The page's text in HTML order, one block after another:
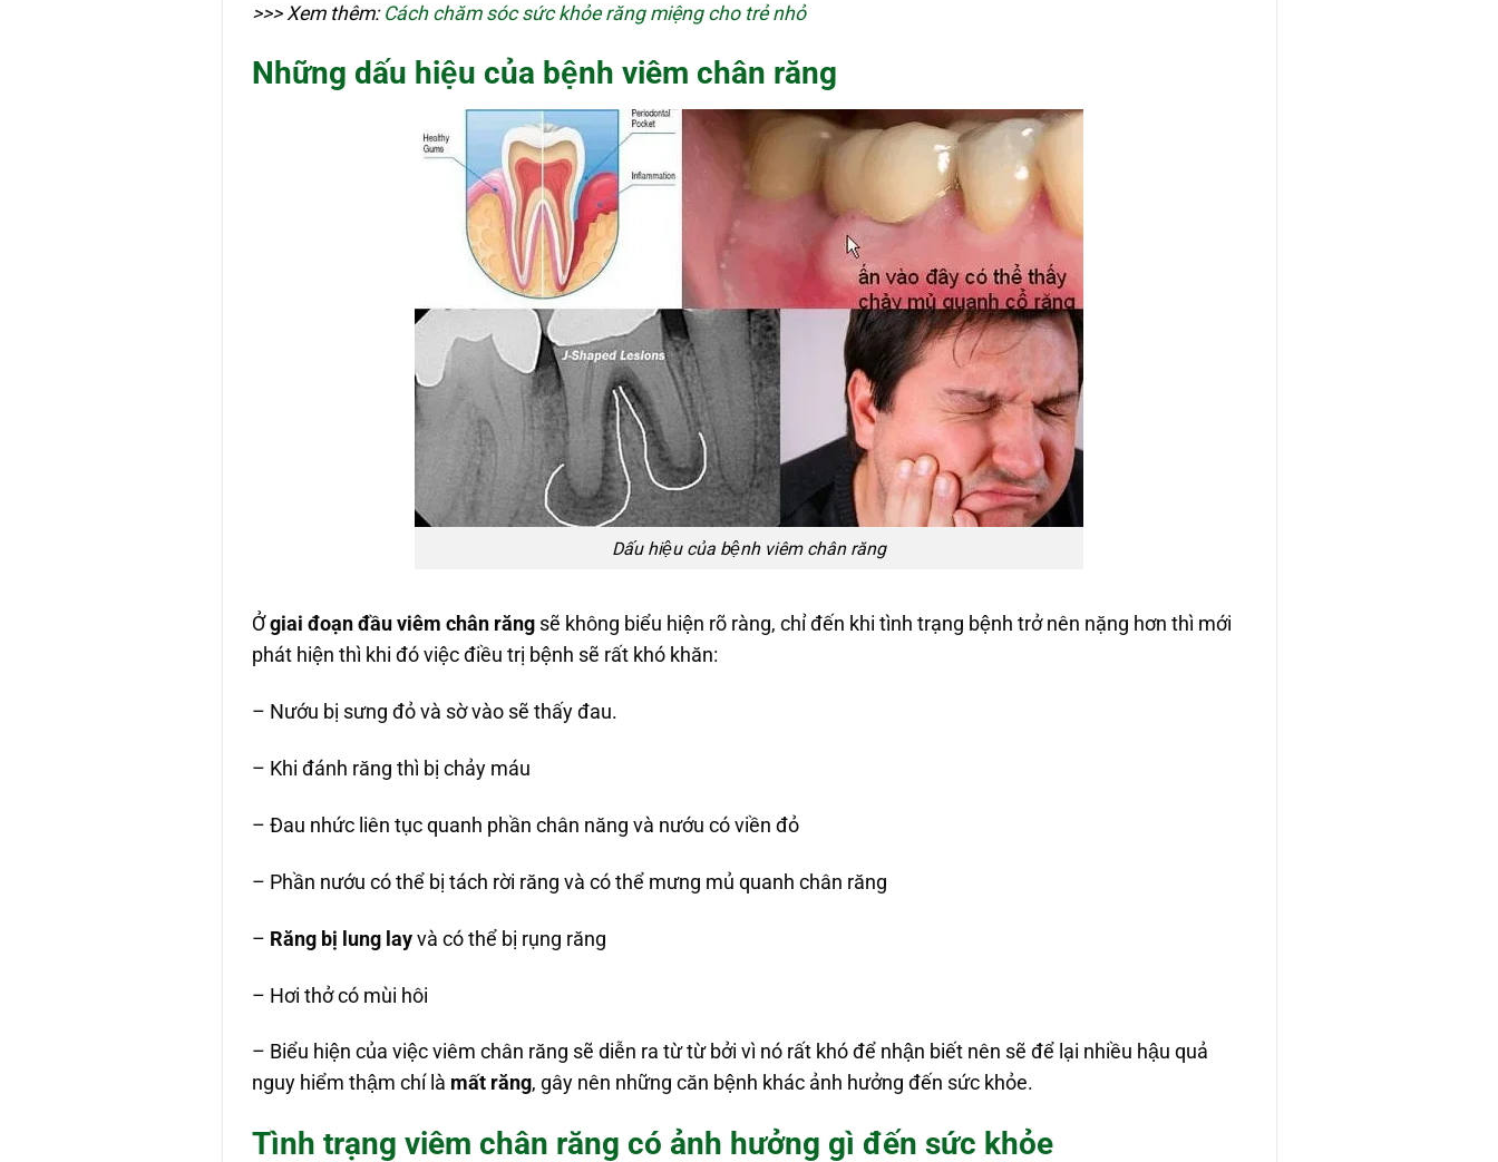
>>> Xem thêm:Cách chăm sóc sức khỏe răng miệng cho trẻ nhỏ
Những dấu hiệu của bệnh viêm chân răng
Dấu hiệu của bệnh viêm chân răng
Ởgiai đoạn đầu viêm chân răngsẽ không biểu hiện rõ ràng, chỉ đến khi tình trạng bệnh trở nên nặng hơn thì mới
phát hiện thì khi đó việc điều trị bệnh sẽ rất khó khăn:
– Nướu bị sưng đỏ và sờ vào sẽ thấy đau.
– Khi đánh răng thì bị chảy máu
– Đau nhức liên tục quanh phần chân năng và nướu có viền đỏ
– Phần nướu có thể bị tách rời răng và có thể mưng mủ quanh chân răng
– Răng bị lung layvà có thể bị rụng răng
– Hơi thở có mùi hôi
– Biểu hiện của việc viêm chân răng sẽ diễn ra từ từ bởi vì nó rất khó để nhận biết nên sẽ để lại nhiều hậu quả
nguy hiểm thậm chí là mất răng, gây nên những căn bệnh khác ảnh hưởng đến sức khỏe.
Tình trạng viêm chân răng có ảnh hưởng gì đến sức khỏe